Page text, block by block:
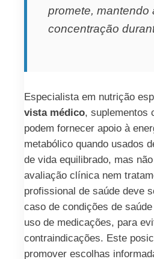
promete, mantendo
concentração
Especialista em nutrição
vista médico, suplementos
podem fornecer apoio à
metabólico quando usados
de vida equilibrado, mas
avaliação clínica nem
profissional de saúde deve
caso de condições de
uso de medicações, para
contraindicações. Este
promover escolhas